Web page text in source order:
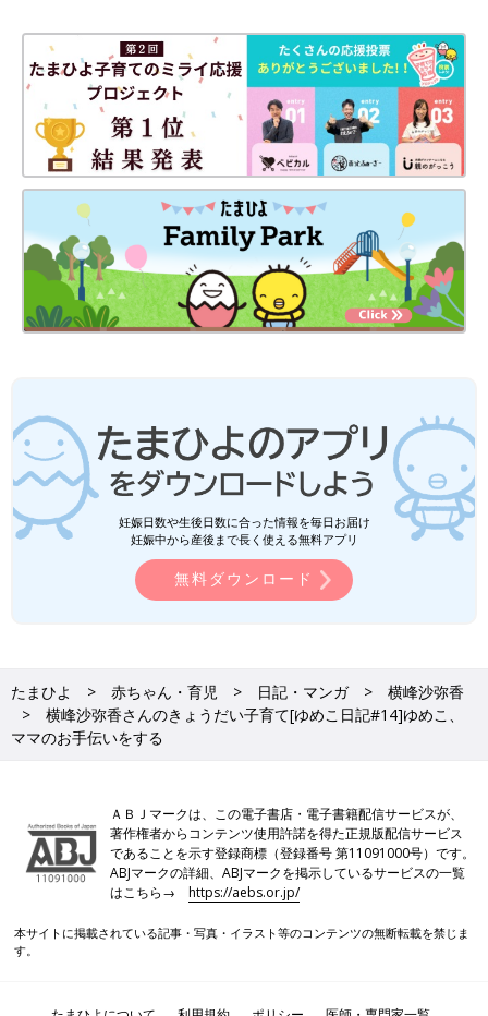
妊娠日数や生後日数に合った情報を毎日お届け
妊娠中から産後まで長く使える無料アプリ
無料ダウンロード
たまひよ 赤ちゃん・育児 日記・マンガ
横峰沙弥香
横峰沙弥香さんのきょうだい子育て[ゆめこ日記#14]ゆめこ、
ママのお手伝いをする
ＡＢＪマークは、この電子書店・電子書籍配信サービスが、
著作権者からコンテンツ使用許諾を得た正規版配信サービス
であることを示す登録商標（登録番号 第11091000号）です。
ABJマークの詳細、ABJマークを掲示しているサービスの一覧
はこちら→https://aebs.or.jp/
本サイトに掲載されている記事・写真・イラスト等のコンテンツの無断転載を禁じま
す。